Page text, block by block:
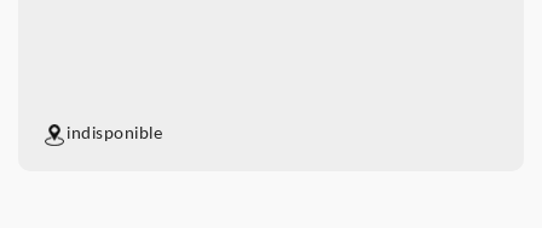
indisponible